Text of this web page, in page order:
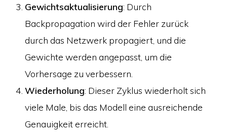
Gewichtsaktualisierung: Durch
Backpropagation wird der Fehler zurück
durch das Netzwerk propagiert, und die
Gewichte werden angepasst, um die
Vorhersage zu verbessern.
Wiederholung: Dieser Zyklus wiederholt sich
viele Male, bis das Modell eine ausreichende
Genauigkeit erreicht.